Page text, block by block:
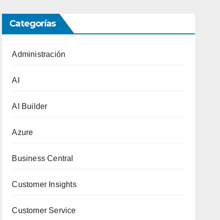
Categorías
Administración
AI
AI Builder
Azure
Business Central
Customer Insights
Customer Service